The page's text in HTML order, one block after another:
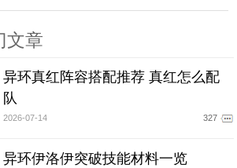
文章
异环真红阵容搭配推荐 真红怎么配
队
2026-07-14 327
异环伊洛伊突破技能材料一览